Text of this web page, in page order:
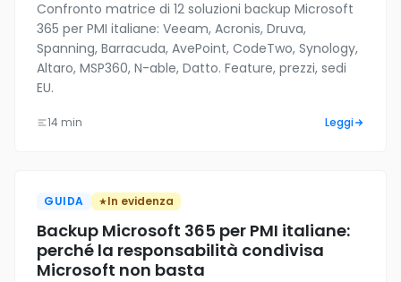
Confronto matrice di 12 soluzioni backup Microsoft
365 per PMI italiane: Veeam, Acronis, Druva,
Spanning, Barracuda, AvePoint, CodeTwo, Synology,
Altaro, MSP360, N-able, Datto. Feature, prezzi, sedi
EU.
14 min Leggi
GUIDA In evidenza
Backup Microsoft 365 per PMI italiane:
perché la responsabilità condivisa
Microsoft non basta